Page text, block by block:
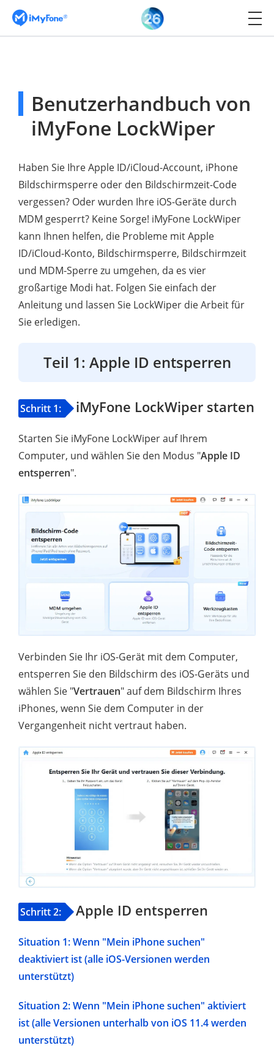
Benutzerhandbuch von
iMyFone LockWiper
Haben Sie Ihre Apple ID/iCloud-Account, iPhone
Bildschirmsperre oder den Bildschirmzeit-Code
vergessen? Oder wurden Ihre iOS-Geräte durch
MDM gesperrt? Keine Sorge! iMyFone LockWiper
kann Ihnen helfen, die Probleme mit Apple
ID/iCloud-Konto, Bildschirmsperre, Bildschirmzeit
und MDM-Sperre zu umgehen, da es vier
großartige Modi hat. Folgen Sie einfach der
Anleitung und lassen Sie LockWiper die Arbeit für
Sie erledigen.
Teil 1: Apple ID entsperren
Schritt 1: iMyFone LockWiper starten
Starten Sie iMyFone LockWiper auf Ihrem
Computer, und wählen Sie den Modus "Apple ID
entsperren".
Verbinden Sie Ihr iOS-Gerät mit dem Computer,
entsperren Sie den Bildschirm des iOS-Geräts und
wählen Sie "Vertrauen" auf dem Bildschirm Ihres
iPhones, wenn Sie dem Computer in der
Vergangenheit nicht vertraut haben.
Schritt 2: Apple ID entsperren
Situation 1: Wenn "Mein iPhone suchen"
deaktiviert ist (alle iOS-Versionen werden
unterstützt)
Situation 2: Wenn "Mein iPhone suchen" aktiviert
ist (alle Versionen unterhalb von iOS 11.4 werden
unterstützt)